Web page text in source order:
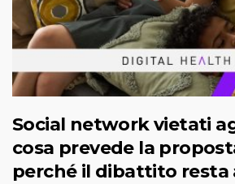
Social network vietati
cosa prevede la
perché il dibattito resta